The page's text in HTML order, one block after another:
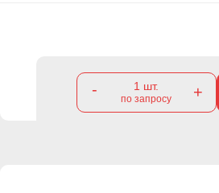
- 1 шт.
по запросу +